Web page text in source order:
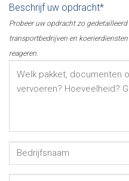
Beschrijf uw opdracht*
Probeer uw opdracht zo
transportbedrijven en
reageren.